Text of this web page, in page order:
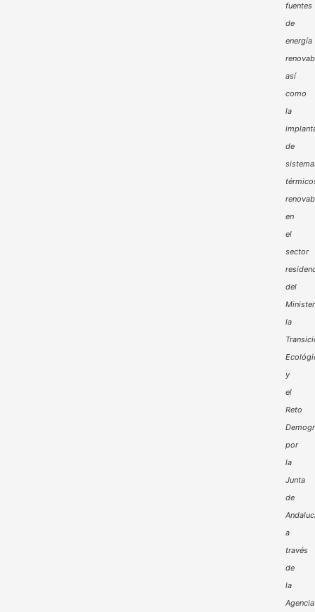
fuentes
de
energía
así
como
la
de
en
el
sector
del
la
y
el
Reto
por
la
Junta
de
a
través
de
la
Agencia